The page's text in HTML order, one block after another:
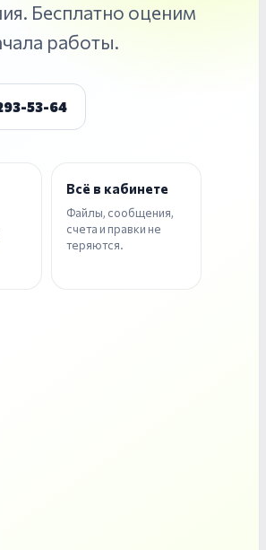
Бесплатно оценим
работы.
53-64
Всё в кабинете
Файлы, сообщения,
счета и правки не
теряются.